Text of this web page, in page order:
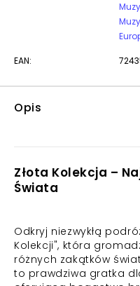
EAN:
Opis
Złota Kolekcja –
Świata
Odkryj niezwykłą
Kolekcji", która
różnych zakątków
to prawdziwa gratka